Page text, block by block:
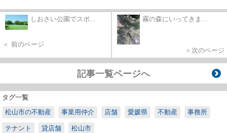
しおさい公園でスポ...
＜ 前のページ
霧の森にいってきま...
＞次のページ
記事一覧ページへ
タグ一覧
松山市の不動産
事業用仲介 店舗 愛媛県 不動産 事務所
テナント 貸店舗 松山市